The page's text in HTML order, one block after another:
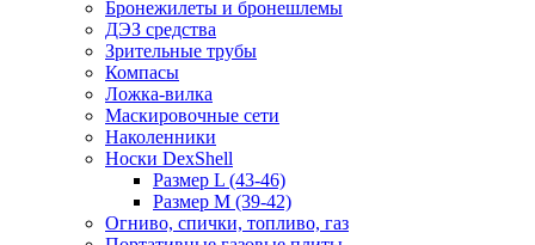
Бронежилеты и бронешлемы
ДЭЗ средства
Зрительные трубы
Компасы
Ложка-вилка
Маскировочные сети
Наколенники
Носки DexShell
Размер L (43-46)
Размер M (39-42)
Огниво, спички, топливо, газ